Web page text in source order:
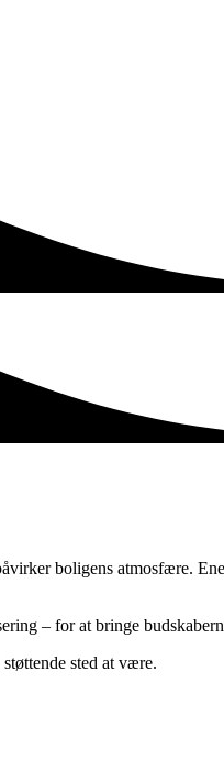
boligens atmosfære.
– for at bringe
sted at være.